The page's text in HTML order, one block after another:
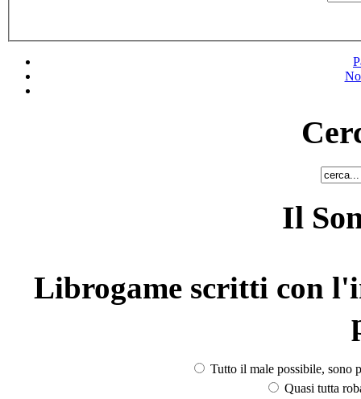
Il
Librogame scritti con
Tutto il male possibile, sono
Quasi tutta